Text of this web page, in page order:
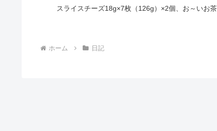
スライスチーズ18g×7枚（126g）×2個、お～いお
ホーム 日記